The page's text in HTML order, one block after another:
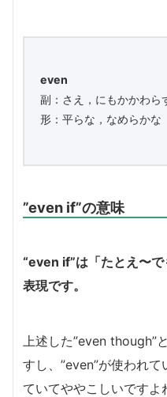
even
副：さえ，にもかかわら
形：平らな，なめらかな
”even if”の意味
“even if”は「たとえ〜
表現です。
上述した”even though”
すし、”even”が使われ
ていてややこしいですよ